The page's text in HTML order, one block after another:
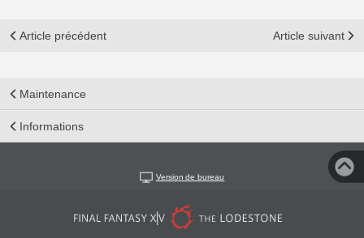
Article précédent Article suivant
Maintenance
Informations
Version de bureau